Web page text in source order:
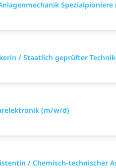
/ Staatlich geprüfter
(m/w/d)
/ Chemisch-technischer